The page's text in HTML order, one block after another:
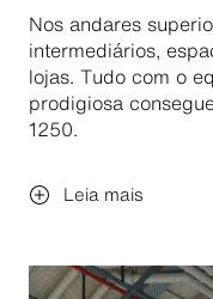
Nos andares
intermediários,
lojas. Tudo com o
prodigiosa
1250.
Leia mais